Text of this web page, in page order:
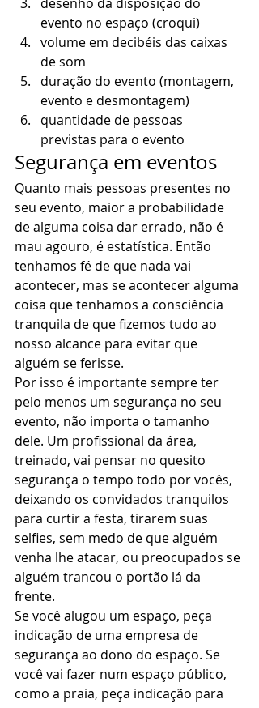
evento no espaço (croqui)
volume em decibéis das caixas
de som
duração do evento (montagem,
evento e desmontagem)
quantidade de pessoas
previstas para o evento
Segurança em eventos
Quanto mais pessoas presentes no
seu evento, maior a probabilidade
de alguma coisa dar errado, não é
mau agouro, é estatística. Então
tenhamos fé de que nada vai
acontecer, mas se acontecer alguma
coisa que tenhamos a consciência
tranquila de que fizemos tudo ao
nosso alcance para evitar que
alguém se ferisse.
Por isso é importante sempre ter
pelo menos um segurança no seu
evento, não importa o tamanho
dele. Um profissional da área,
treinado, vai pensar no quesito
segurança o tempo todo por vocês,
deixando os convidados tranquilos
para curtir a festa, tirarem suas
selfies, sem medo de que alguém
venha lhe atacar, ou preocupados se
alguém trancou o portão lá da
frente.
Se você alugou um espaço, peça
indicação de uma empresa de
segurança ao dono do espaço. Se
você vai fazer num espaço público,
como a praia, peça indicação para